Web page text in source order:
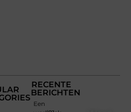
RECENTE
BERICHTEN
Een